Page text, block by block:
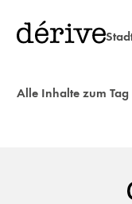
Alle Inhalte zum